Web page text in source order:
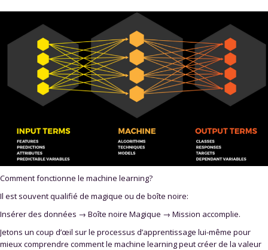
Comment fonctionne le machine learning?
Il est souvent qualifié de magique ou de boîte noire:
Insérer des données → Boîte noire Magique → Mission accomplie.
Jetons un coup d’œil sur le processus d’apprentissage lui-même pour
mieux comprendre comment le machine learning peut créer de la valeur